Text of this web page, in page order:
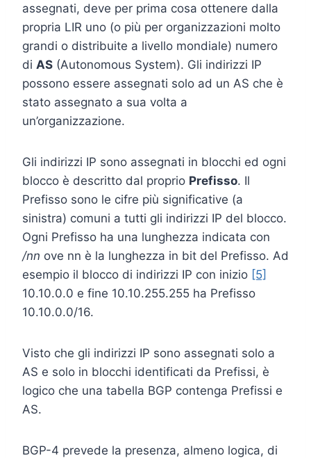
assegnati, deve per prima cosa ottenere dalla
propria LIR uno (o più per organizzazioni molto
grandi o distribuite a livello mondiale) numero
di AS (Autonomous System). Gli indirizzi IP
possono essere assegnati solo ad un AS che è
stato assegnato a sua volta a
un’organizzazione.
Gli indirizzi IP sono assegnati in blocchi ed ogni
blocco è descritto dal proprio Prefisso. Il
Prefisso sono le cifre più significative (a
sinistra) comuni a tutti gli indirizzi IP del blocco.
Ogni Prefisso ha una lunghezza indicata con
/nn ove nn è la lunghezza in bit del Prefisso. Ad
esempio il blocco di indirizzi IP con inizio [5]
10.10.0.0 e fine 10.10.255.255 ha Prefisso
10.10.0.0/16.
Visto che gli indirizzi IP sono assegnati solo a
AS e solo in blocchi identificati da Prefissi, è
logico che una tabella BGP contenga Prefissi e
AS.
BGP-4 prevede la presenza, almeno logica, di